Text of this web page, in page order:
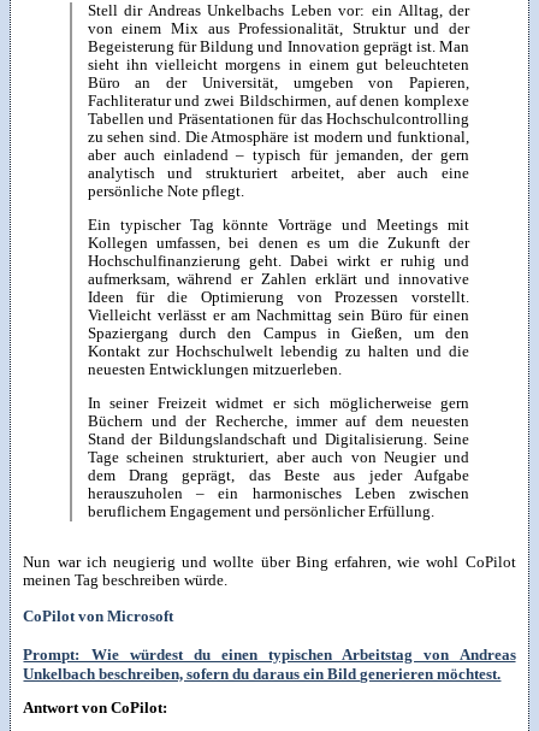
Stell dir Andreas Unkelbachs Leben vor: ein Alltag, der
von einem Mix aus Professionalität, Struktur und der
Begeisterung für Bildung und Innovation geprägt ist. Man
sieht ihn vielleicht morgens in einem gut beleuchteten
Büro an der Universität, umgeben von Papieren,
Fachliteratur und zwei Bildschirmen, auf denen komplexe
Tabellen und Präsentationen für das Hochschulcontrolling
zu sehen sind. Die Atmosphäre ist modern und funktional,
aber auch einladend – typisch für jemanden, der gern
analytisch und strukturiert arbeitet, aber auch eine
persönliche Note pflegt.
Ein typischer Tag könnte Vorträge und Meetings mit
Kollegen umfassen, bei denen es um die Zukunft der
Hochschulfinanzierung geht. Dabei wirkt er ruhig und
aufmerksam, während er Zahlen erklärt und innovative
Ideen für die Optimierung von Prozessen vorstellt.
Vielleicht verlässt er am Nachmittag sein Büro für einen
Spaziergang durch den Campus in Gießen, um den
Kontakt zur Hochschulwelt lebendig zu halten und die
neuesten Entwicklungen mitzuerleben.
In seiner Freizeit widmet er sich möglicherweise gern
Büchern und der Recherche, immer auf dem neuesten
Stand der Bildungslandschaft und Digitalisierung. Seine
Tage scheinen strukturiert, aber auch von Neugier und
dem Drang geprägt, das Beste aus jeder Aufgabe
herauszuholen – ein harmonisches Leben zwischen
beruflichem Engagement und persönlicher Erfüllung.
Nun war ich neugierig und wollte über Bing erfahren, wie wohl CoPilot
meinen Tag beschreiben würde.
CoPilot von Microsoft
Prompt: Wie würdest du einen typischen Arbeitstag von Andreas
Unkelbach beschreiben, sofern du daraus ein Bild generieren möchtest.
Antwort von CoPilot: